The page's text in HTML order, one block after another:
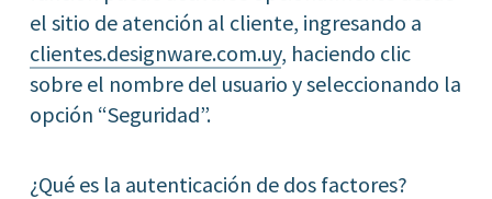
el sitio de atención al cliente, ingresando a
clientes.designware.com.uy, haciendo clic
sobre el nombre del usuario y seleccionando la
opción “Seguridad”.
¿Qué es la autenticación de dos factores?